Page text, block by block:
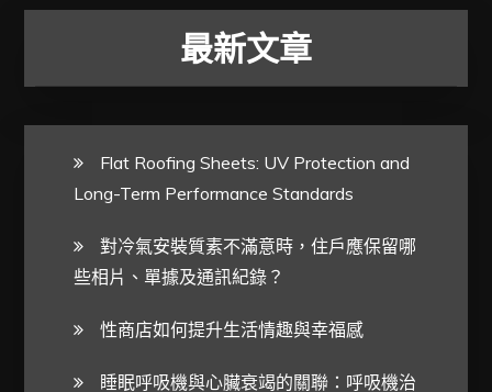
最新文章
Flat Roofing Sheets: UV Protection and
Long-Term Performance Standards
對冷氣安裝質素不滿意時，住戶應保留哪
些相片、單據及通訊紀錄？
性商店如何提升生活情趣與幸福感
睡眠呼吸機與心臟衰竭的關聯：呼吸機治